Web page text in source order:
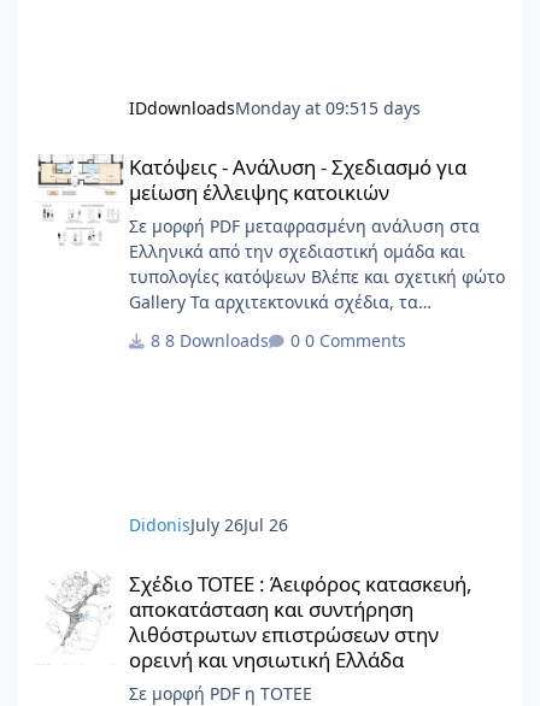
IDdownloadsMonday at 09:51 5 days
Κατόψεις - Ανάλυση - Σχεδιασμό για μείωση έλλειψης
Κατόψεις - Ανάλυση - Σχεδιασμό για
μείωση έλλειψης κατοικιών
Σε μορφή PDF μεταφρασμένη ανάλυση στα
Ελληνικά από την σχεδιαστική ομάδα και
τυπολογίες κατόψεων Βλέπε και σχετική φώτο
Gallery Τα αρχιτεκτονικά σχέδια, τα
ερευνητικό περιεχόμενο και οι αρχές
ar.nl www.st-ar.nl
8 Downloads 0 Comments
DidonisJuly 26Jul 26
Σχέδιο ΤΟΤΕΕ : Άειφόρος κατασκευή,
αποκατάσταση και συντήρηση
λιθόστρωτων επιστρώσεων στην
ορεινή και νησιωτική Ελλάδα
Σε μορφή PDF η ΤΟΤΕΕ